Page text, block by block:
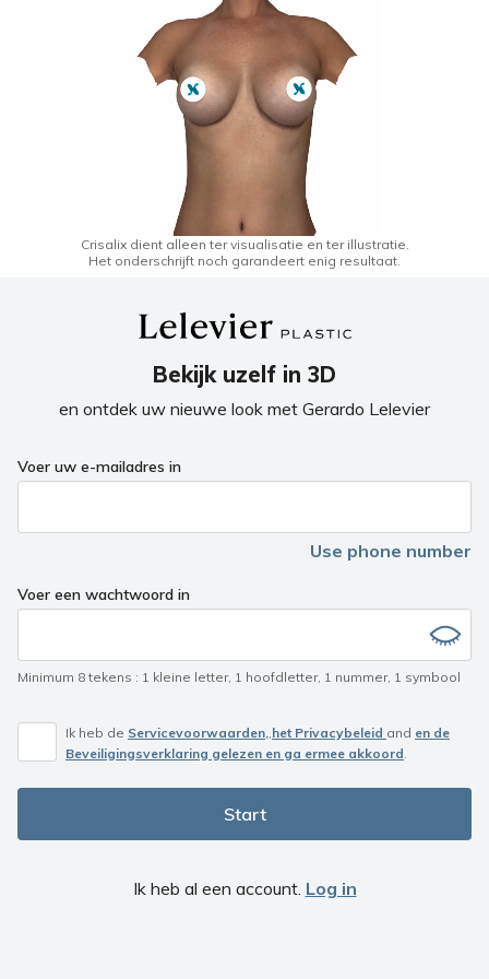
Crisalix dient alleen ter visualisatie en ter illustratie.
Het onderschrijft noch garandeert enig resultaat.
Bekijk uzelf in 3D
en ontdek uw nieuwe look met Gerardo Lelevier
If
a
ignore
this
Voer uw e-mailadres in
Use phone number
Voer een wachtwoord in
Minimum 8 tekens : 1 kleine letter, 1 hoofdletter, 1 nummer, 1 symbool
Ik heb de Servicevoorwaarden,,het Privacybeleid and en de
Beveiligingsverklaring gelezen en ga ermee akkoord.
Start
Ik heb al een account. Log in